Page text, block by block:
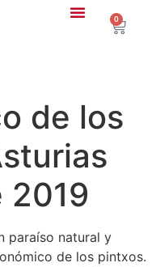
0
de los
2019
paraíso natural y
de los pintxos.